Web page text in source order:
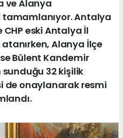
ve Alanya
Antalya
CHP eski Antalya İl
atanırken, Alanya İlçe
Bülent Kandemir
32 kişilik
de onaylanarak resmi